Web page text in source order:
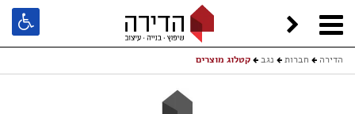
הדירה חברות נגב קטלוג מוצרים